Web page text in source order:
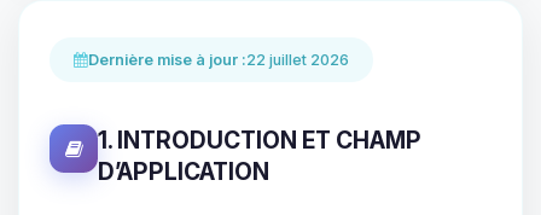
Dernière mise à jour :22 juillet 2026
1. INTRODUCTION ET CHAMP
D’APPLICATION